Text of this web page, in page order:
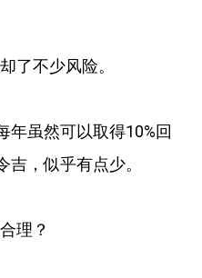
了不少风险。
年虽然可以取得10%回
，似乎有点少。
理？